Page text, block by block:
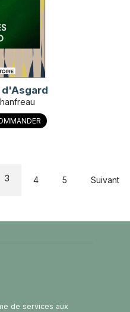
3 4 5 Suivant
de services aux